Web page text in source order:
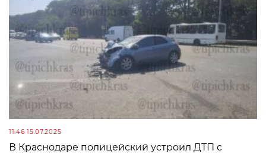
11:46 15.07.2025
В Краснодаре полицейский устроил ДТП с